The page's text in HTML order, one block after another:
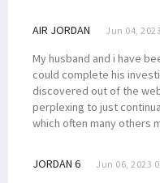
AIR JORDAN Jun 04,
My husband and i have
could complete his
discovered out of the
perplexing to just
which often many others
JORDAN 6 Jun 06, 2023